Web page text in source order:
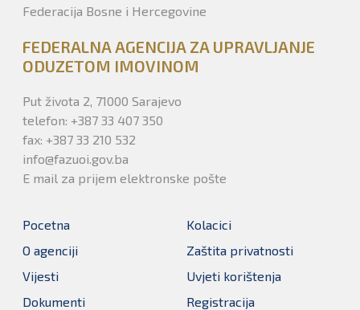
Federacija Bosne i Hercegovine
FEDERALNA AGENCIJA ZA UPRAVLJANJE
ODUZETOM IMOVINOM
Put života 2, 71000 Sarajevo
telefon: +387 33 407 350
fax: +387 33 210 532
info@fazuoi.gov.ba
E mail za prijem elektronske pošte
Pocetna
O agenciji
Vijesti
Dokumenti
Kolacici
Zaštita privatnosti
Uvjeti korištenja
Registracija